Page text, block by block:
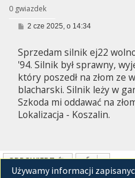
0 gwiazdek
P
t
2 cze 2025, o 14:34
Sprzedam silnik ej22
'94. Silnik był sprawny,
który poszedł na złom ze
blacharski. Silnik leży w
Szkoda mi oddawać na
Lokalizacja - Koszalin.
ODPOWIEDZ
Posty: 1 •
Używamy informacji